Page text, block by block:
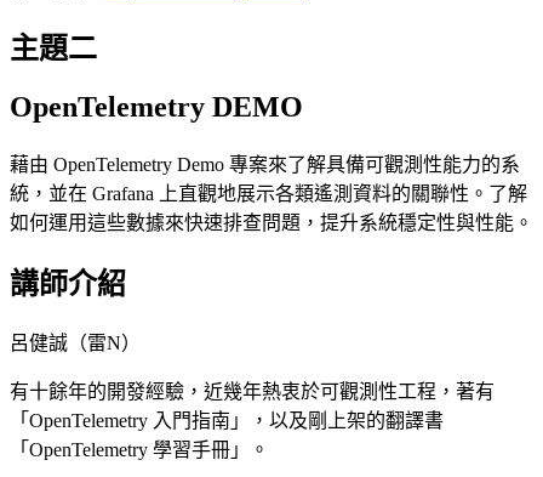
主題二
OpenTelemetry DEMO
藉由 OpenTelemetry Demo 專案來了解具備可觀測性能力的系
統，並在 Grafana 上直觀地展示各類遙測資料的關聯性。了解
如何運用這些數據來快速排查問題，提升系統穩定性與性能。
講師介紹
呂健誠（雷N）
有十餘年的開發經驗，近幾年熱衷於可觀測性工程，著有
「OpenTelemetry 入門指南」，以及剛上架的翻譯書
「OpenTelemetry 學習手冊」。